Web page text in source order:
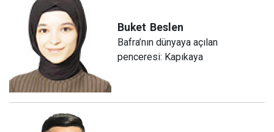
Buket Beslen
Bafra’nın dünyaya açılan
penceresi: Kapıkaya